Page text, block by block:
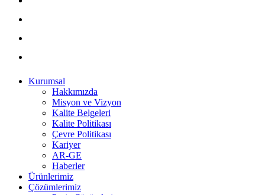
Close
Kurumsal
Hakkımızda
Misyon ve Vizyon
Kalite Belgeleri
Kalite Politikası
Çevre Politikası
Kariyer
AR-GE
Haberler
Ürünlerimiz
Çözümlerimiz